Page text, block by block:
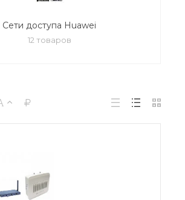
Сети доступа Huawei
12 товаров